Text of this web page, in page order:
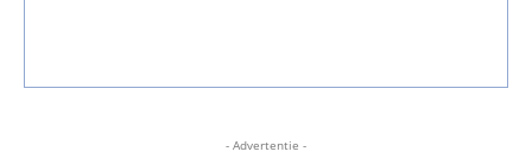
- Advertentie -